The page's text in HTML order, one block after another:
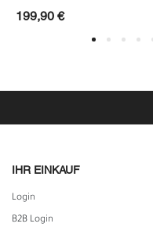
199,90 €
IHR EINKAUF
Login
B2B Login